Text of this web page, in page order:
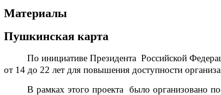
Материалы
Пушкинская карта
По инициативе Президента Российской
от 14 до 22 лет для повышения доступности
В рамках этого проекта было организовано